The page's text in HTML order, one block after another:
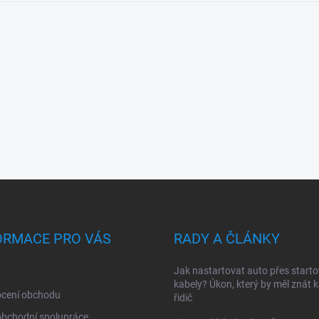
PRO VÁS
obchodu
RADY A ČLÁNKY
Jak nastartovat auto přes
kabely? Úkon, který by měl znát
řidič